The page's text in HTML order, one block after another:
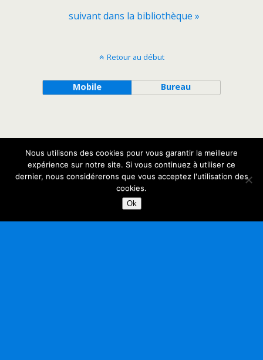
suivant dans la bibliothèque »
Retour au début
Mobile Bureau
Nous utilisons des cookies pour vous garantir la meilleure
expérience sur notre site. Si vous continuez à utiliser ce
dernier, nous considérerons que vous acceptez l'utilisation des
cookies.
Ok